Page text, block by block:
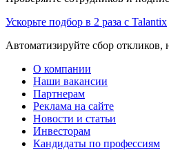
Ускорьте подбор в 2 раза с Talantix
Автоматизируйте сбор откликов,
О компании
Наши вакансии
Партнерам
Реклама на сайте
Новости и статьи
Инвесторам
Кандидаты по профессиям